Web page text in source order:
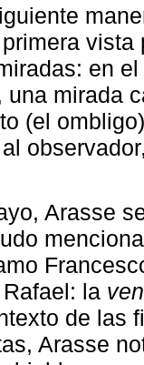
en
una mirada
(el
Arasse
la
de las
Arasse